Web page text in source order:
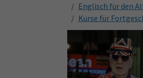
Englisch für den
Kurse für